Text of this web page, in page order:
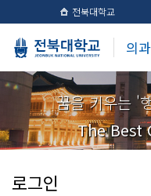
전북대학교
의
꿈을 키우는 '
The Best
로그인